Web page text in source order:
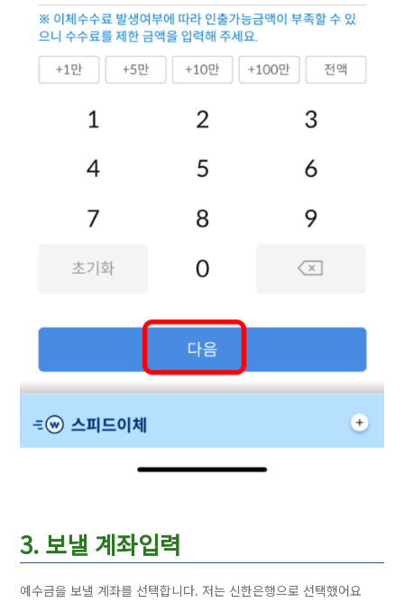
3. 보낼 계좌입력
예수금을 보낼 계좌를 선택합니다. 저는 신한은행으로 선택했어요